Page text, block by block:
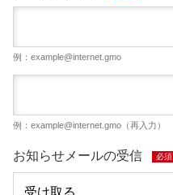
例： example@internet.gmo
例： example@internet.gmo （再入力）
お知らせメールの受信 必須